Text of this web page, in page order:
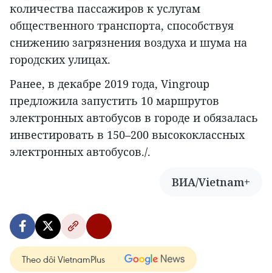
количества пассажиров к услугам
общественного транспорта, способствуя
снижению загрязнения воздуха и шума на
городских улицах.
Ранее, в декабре 2019 года, Vingroup
предложила запустить 10 маршрутов
электронных автобусов в городе и обязалась
инвестировать в 150–200 высококлассных
электронных автобусов./.
ВИА/Vietnam+
Theo dõi VietnamPlus